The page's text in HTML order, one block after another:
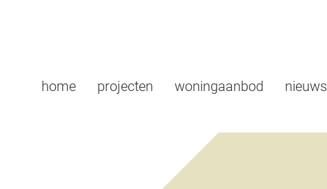
home projecten woningaanbod nieuws